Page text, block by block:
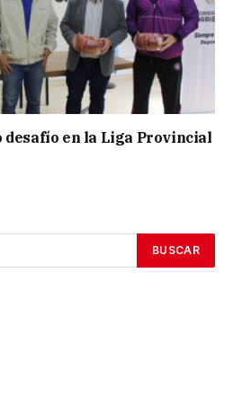
desafío en la Liga Provincial